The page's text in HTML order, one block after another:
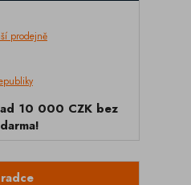
prodejně
10 000 CZK bez